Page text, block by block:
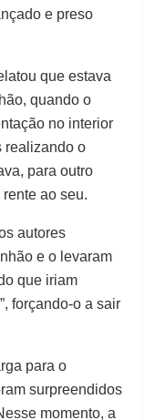
e preso
que estava
quando o
no interior
realizando o
para outro
ao seu.
autores
e o levaram
que iriam
forçando-o a sair
para o
surpreendidos
momento, a